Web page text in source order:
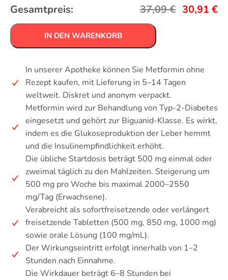
Gesamtpreis: 37,09€ 30,91 €
IN DEN WARENKORB
In unserer Apotheke können Sie Metformin ohne
Rezept kaufen, mit Lieferung in 5–14 Tagen
weltweit. Diskret und anonym verpackt.
Metformin wird zur Behandlung von Typ-2-Diabetes
eingesetzt und gehört zur Biguanid-Klasse. Es wirkt,
indem es die Glukoseproduktion der Leber hemmt
und die Insulinempfindlichkeit erhöht.
Die übliche Startdosis beträgt 500 mg einmal oder
zweimal täglich zu den Mahlzeiten. Steigerung um
500 mg pro Woche bis maximal 2000–2550
mg/Tag (Erwachsene).
Verabreicht als sofortfreisetzende oder verlängert
freisetzende Tabletten (500 mg, 850 mg, 1000 mg)
sowie orale Lösung (100 mg/mL).
Der Wirkungseintritt erfolgt innerhalb von 1–2
Stunden nach Einnahme.
Die Wirkdauer beträgt 6–8 Stunden bei